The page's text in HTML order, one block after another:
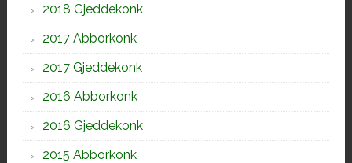
2018 Gjeddekonk
2017 Abborkonk
2017 Gjeddekonk
2016 Abborkonk
2016 Gjeddekonk
2015 Abborkonk